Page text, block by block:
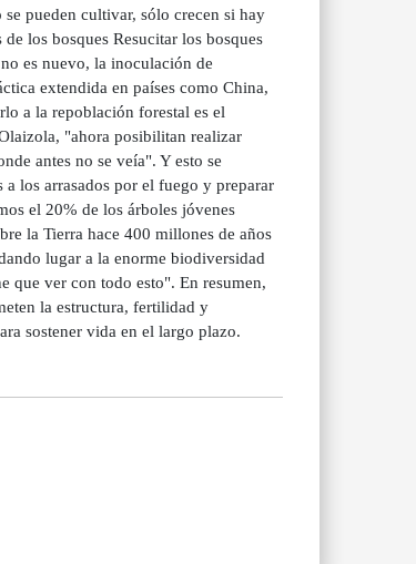
pueden cultivar, sólo crecen si hay
los bosques Resucitar los bosques
es nuevo, la inoculación de
extendida en países como China,
a la repoblación forestal es el
"ahora posibilitan realizar
antes no se veía". Y esto se
los arrasados por el fuego y preparar
el 20% de los árboles jóvenes
la Tierra hace 400 millones de años
lugar a la enorme biodiversidad
que ver con todo esto". En resumen,
la estructura, fertilidad y
sostener vida en el largo plazo.